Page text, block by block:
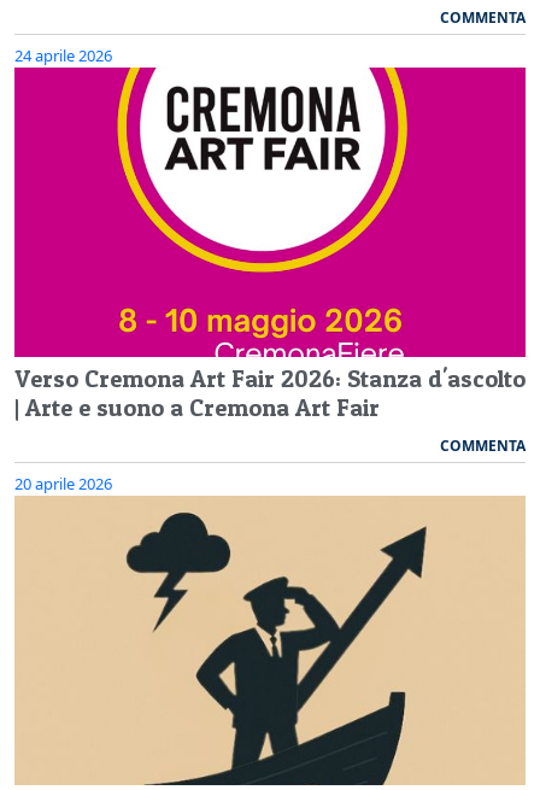
COMMENTA
24 aprile 2026
Verso Cremona Art Fair 2026: Stanza d'ascolto
| Arte e suono a Cremona Art Fair
COMMENTA
20 aprile 2026